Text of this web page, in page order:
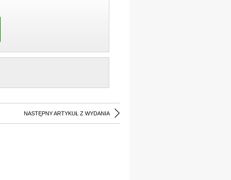
NASTĘPNY ARTYKUŁ Z WYDANIA